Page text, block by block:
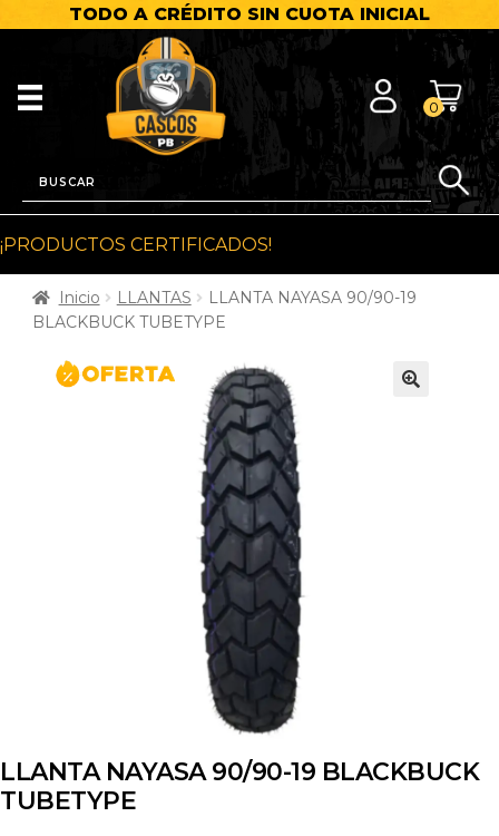
TODO A CRÉDITO SIN CUOTA INICIAL
0
¡PRODUCTOS CERTIFICADOS!
Inicio LLANTAS
LLANTA NAYASA 90/90-19
BLACKBUCK TUBETYPE
LLANTA NAYASA 90/90-19 BLACKBUCK
TUBETYPE